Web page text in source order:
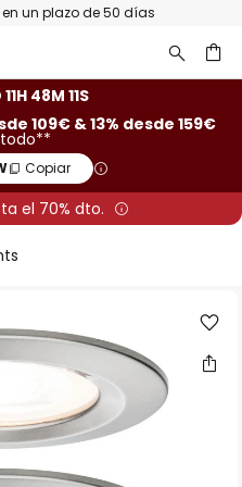
un plazo de 50 días
48M 11S
109€ & 13% desde 159€
Copiar
el 70% dto.